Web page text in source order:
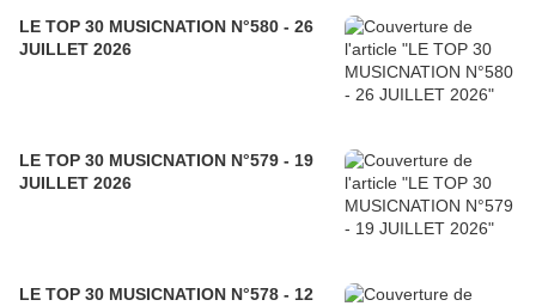
LE TOP 30 MUSICNATION N°580 - 26
JUILLET 2026
LE TOP 30 MUSICNATION N°579 - 19
JUILLET 2026
LE TOP 30 MUSICNATION N°578 - 12